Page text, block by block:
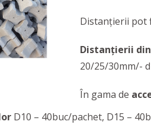
Distanțierii pot
Distanțierii din
20/25/30mm/-
În gama de
D10 – 40buc/pachet, D15 –